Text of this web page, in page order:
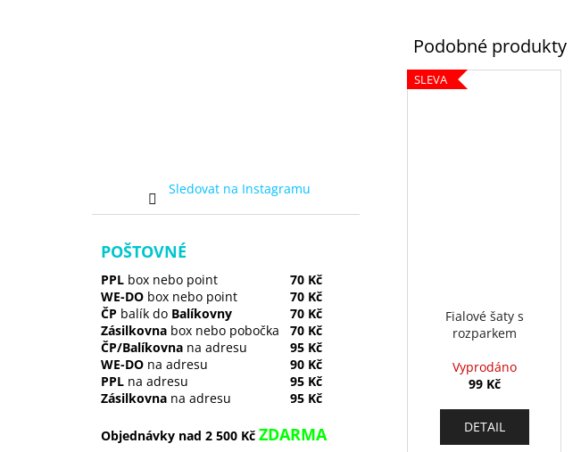
Sledovat na Instagramu
POŠTOVNÉ
PPL box nebo point
70 Kč
WE-DO box nebo point
70 Kč
ČP balík do Balíkovny
70 Kč
Zásilkovna box nebo pobočka
70 Kč
ČP/Balíkovna na adresu
95 Kč
WE-DO na adresu
90 Kč
PPL na adresu
95 Kč
Zásilkovna na adresu 95 Kč
Objednávky nad 2 500 Kč ZDARMA
SLEVA
Fialové šaty s
rozparkem
Vyprodáno
99 Kč
DETAIL